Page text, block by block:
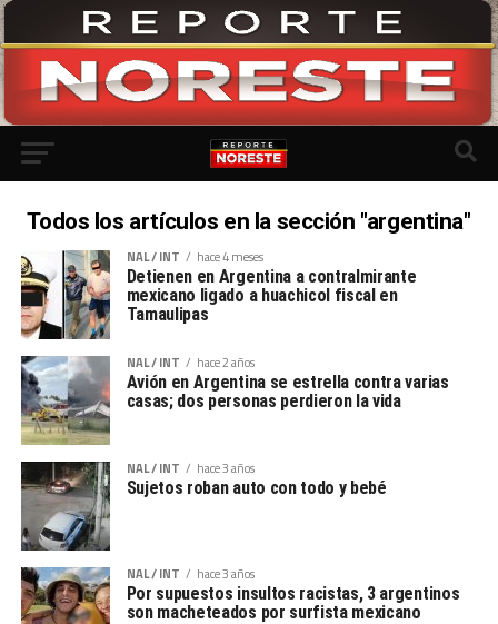
Todos los artículos en la sección "argentina"
NAL / INT hace 4 meses
Detienen en Argentina a contralmirante
mexicano ligado a huachicol fiscal en
Tamaulipas
NAL / INT hace 2 años
Avión en Argentina se estrella contra varias
casas; dos personas perdieron la vida
NAL / INT hace 3 años
Sujetos roban auto con todo y bebé
NAL / INT hace 3 años
Por supuestos insultos racistas, 3 argentinos
son macheteados por surfista mexicano